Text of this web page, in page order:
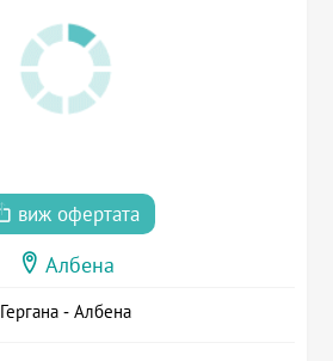
виж офертата
Албена
Гергана - Албена